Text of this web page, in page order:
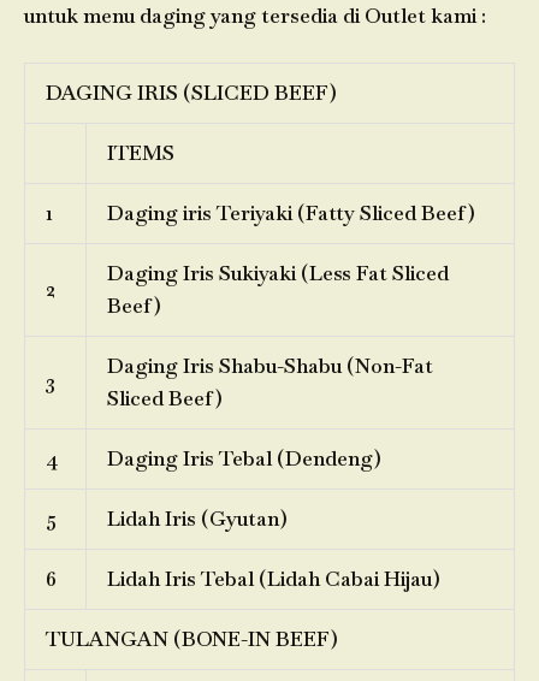
untuk menu daging yang tersedia di Outlet kami :
DAGING IRIS (SLICED BEEF)
ITEMS
1 Daging iris Teriyaki (Fatty Sliced Beef)
2
Daging Iris Sukiyaki (Less Fat Sliced
Beef)
3
Daging Iris Shabu-Shabu (Non-Fat
Sliced Beef)
4 Daging Iris Tebal (Dendeng)
5 Lidah Iris (Gyutan)
6 Lidah Iris Tebal (Lidah Cabai Hijau)
TULANGAN (BONE-IN BEEF)